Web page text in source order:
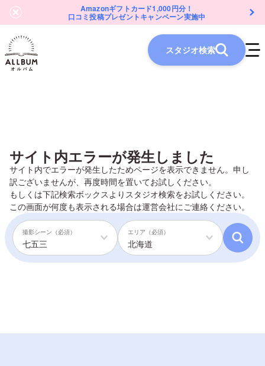
Amazonギフトカード1,000円分！
口コミ投稿プレゼントキャンペーン実施中
スタジオ検索
サイト内エラーが発生しました
サイト内でエラーが発生したためページを表示できません。申し
訳ございませんが、再度時間を置いてお試しください。
もしくは下記検索ボックスよりスタジオ検索をお試しください。
この画面が何度も表示される場合は運営会社にご連絡ください。
撮影シーン（必須）
七五三
エリア（必須）
北海道